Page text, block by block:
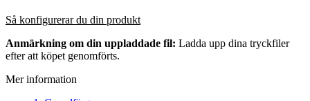
Så konfigurerar du din produkt
Anmärkning om din uppladdade fil: Ladda upp dina tryckfiler
efter att köpet genomförts.
Mer information